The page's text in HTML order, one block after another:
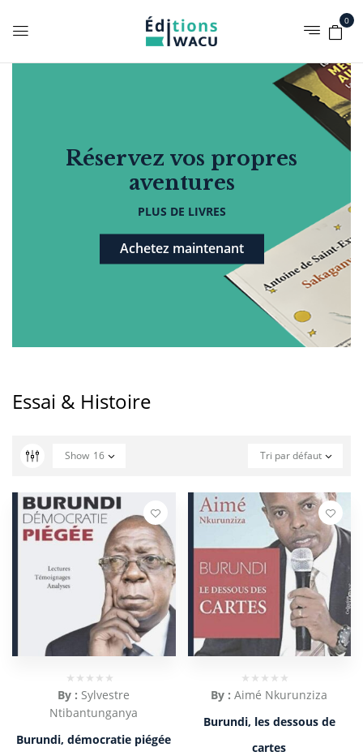
0
Réservez vos propres
aventures
PLUS DE LIVRES
Achetez maintenant
Essai & Histoire
Tri par défaut
Show 16
By : Sylvestre
Ntibantunganya
Burundi, démocratie piégée
By :Aimé Nkurunziza
Burundi, les dessous de
cartes